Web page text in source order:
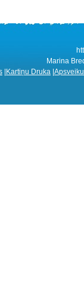
Marina
Kartiņu Druka